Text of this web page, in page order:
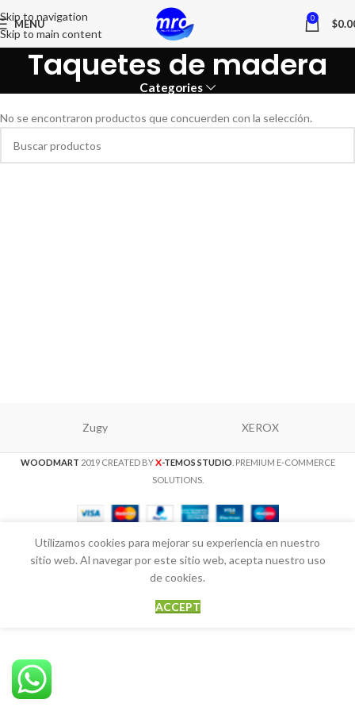
Skip to navigation
Skip to main content
MENU 0 $
Taquetes de madera
Categories
No se encontraron productos que concuerden con la selección.
Zugy XEROX
WOODMART 2019 CREATED BYX-TEMOS STUDIO . PREMIUM E-COMMERCE
SOLUTIONS.
Utilizamos cookies para mejorar su experiencia en nuestro
sitio web. Al navegar por este sitio web, acepta nuestro uso
de cookies.
ACCEPT